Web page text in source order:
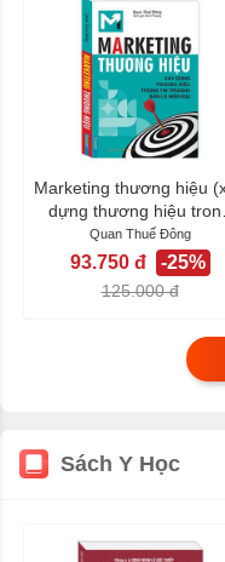
Marketing thương hiệu
dựng thương hiệu trong
thị...
Quan Thuế Đông
93.750 đ -25%
125.000 đ
Sách Y Học